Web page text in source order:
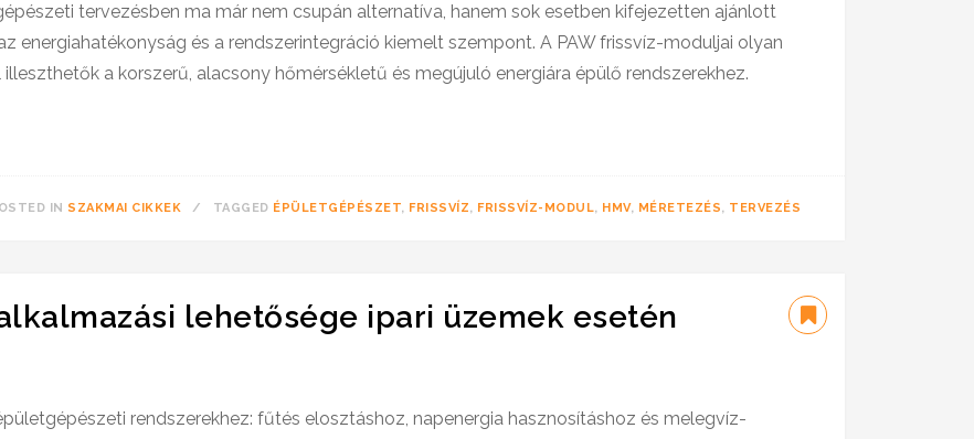
tervezésben ma már nem csupán alternatíva, hanem sok esetben kifejezetten ajánlott
energiahatékonyság és a rendszerintegráció kiemelt szempont. A PAW frissvíz-moduljai olyan
a korszerű, alacsony hőmérsékletű és megújuló energiára épülő rendszerekhez.
IN SZAKMAI CIKKEK TAGGED ÉPÜLETGÉPÉSZET, FRISSVÍZ, FRISSVÍZ-MODUL, HMV, MÉRETEZÉS, TERVEZÉS
lehetősége ipari üzemek esetén
rendszerekhez: fűtés elosztáshoz, napenergia hasznosításhoz és melegvíz-